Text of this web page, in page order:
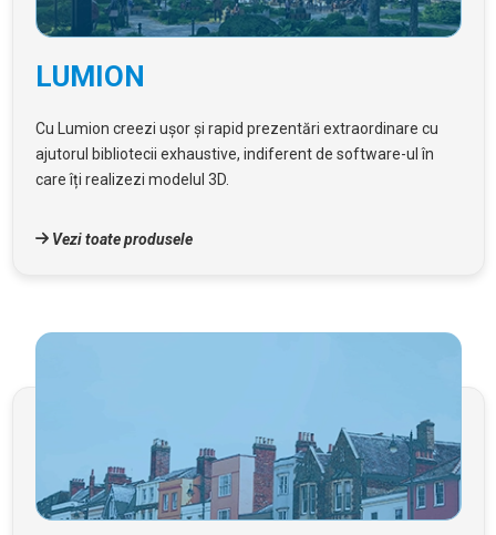
LUMION
Cu Lumion creezi ușor și rapid prezentări extraordinare cu
ajutorul bibliotecii exhaustive, indiferent de software-ul în
care îți realizezi modelul 3D.
Vezi toate produsele